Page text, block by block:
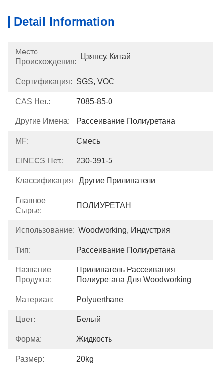
Detail Information
Место
Происхождения:
Цзянсу, Китай
Сертификация: SGS, VOC
CAS Нет.: 7085-85-0
Другие Имена: Рассеивание Полиуретана
MF: Смесь
EINECS Нет.: 230-391-5
Классификация: Другие Прилипатели
Главное
Сырье:
ПОЛИУРЕТАН
Использование: Woodworking, Индустрия
Тип: Рассеивание Полиуретана
Название
Продукта:
Прилипатель Рассеивания
Полиуретана Для Woodworking
Материал: Polyuerthane
Цвет: Белый
Форма: Жидкость
Размер: 20kg